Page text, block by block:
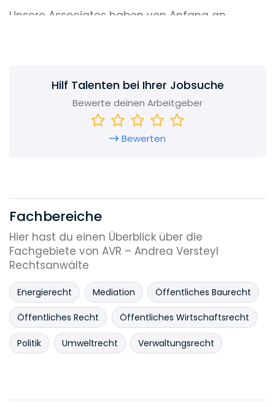
Unsere Associates haben von Anfang an
sammeln, um schnell eigenverantwortlich zu
Das JUVE-Handbuch Wirtschaftskanzleien lobt
das Projektmanagement für Behörden und
Hilf Talenten bei Ihrer Jobsuche
Bewerte deinen Arbeitgeber
Bewerten
Fachbereiche
Hier hast du einen Überblick über die
Fachgebiete von AVR – Andrea Versteyl
Rechtsanwälte
Energierecht Mediation Öffentliches Baurecht
Öffentliches Recht Öffentliches Wirtschaftsrecht
Politik Umweltrecht Verwaltungsrecht